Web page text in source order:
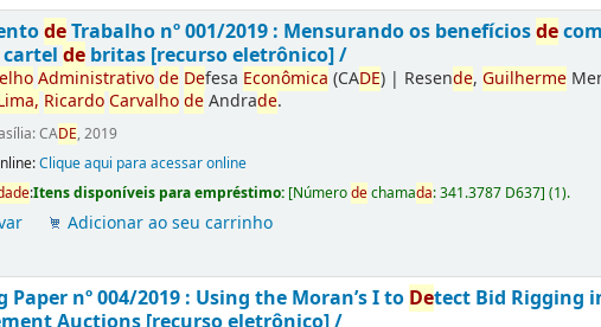
deTrabalho nº 001/2019 : Mensurando os benefíciosde
cartelde britas [recurso eletrônico] /
Administrativode Defesa Econômica (CADE) | Resende,Guilherme
RicardoCarvalhodeAndrade.
CADE, 2019
Clique aqui para acessar online
de:Itens disponíveis para empréstimo: [Númerodechamada:341.3787 D637](1).
Adicionar ao seu carrinho
Paper nº 004/2019 : Using the Moran’s I to Detect Bid Rigging